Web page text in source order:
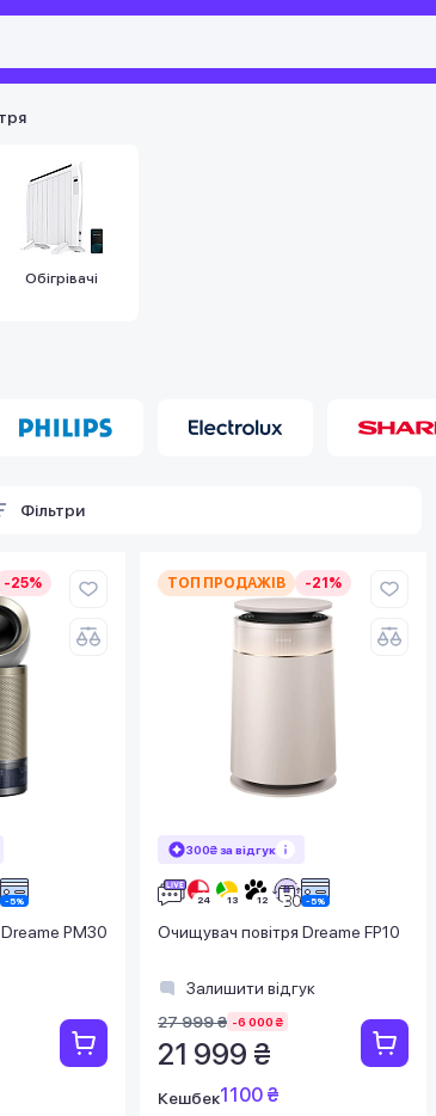
Обігрівачі
Фільтри
-25%
PM30
ТОП ПРОДАЖІВ -21%
300₴ за відгук
Очищувач повітря Dreame FP10
Залишити відгук
27 999 ₴ -6 000 ₴
21 999 ₴
Кешбек1100 ₴